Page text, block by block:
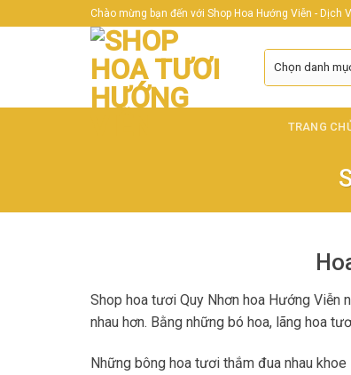
to
Chào mừng bạn đến với Shop Hoa Hướng Viễn -
TRANG
Shop hoa tươi Quy Nhơn hoa Hướng Viễn
nhau hơn. Bằng những bó hoa, lãng hoa
Những bông hoa tươi thắm đua nhau